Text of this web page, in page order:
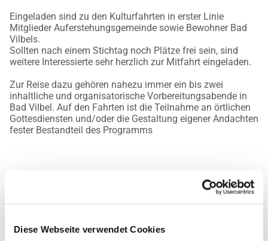
Diese Webseite verwendet Cookies
Eingeladen sind zu den Kulturfahrten in erster Linie
Mitglieder Auferstehungsgemeinde sowie Bewohner Bad
Vilbels.
Sollten nach einem Stichtag noch Plätze frei sein, sind
weitere Interessierte sehr herzlich zur Mitfahrt eingeladen.
Zur Reise dazu gehören nahezu immer ein bis zwei
inhaltliche und organisatorische Vorbereitungsabende in
Bad Vilbel. Auf den Fahrten ist die Teilnahme an örtlichen
Gottesdiensten und/oder die Gestaltung eigener Andachten
fester Bestandteil des Programms